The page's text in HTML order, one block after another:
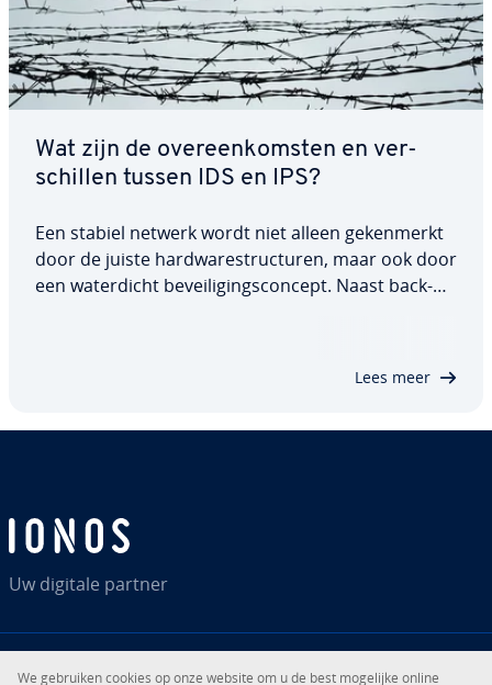
Wat zijn de over­een­kom­sten en ver­
schil­len tussen IDS en IPS?
Een stabiel netwerk wordt niet alleen ge­ken­merkt
door de juiste hard­wa­re­struc­tu­ren, maar ook door
een wa­ter­dicht be­vei­li­gings­con­cept. Naast back-
Lees meer
Uw digitale partner
We gebruiken cookies op onze website om u de best mogelijke online